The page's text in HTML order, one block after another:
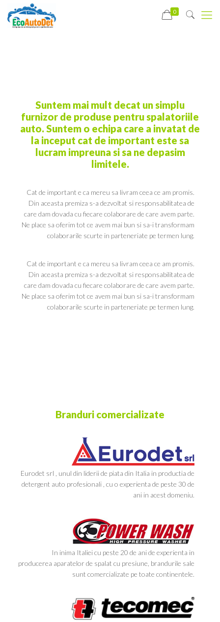
0
Suntem mai mult decat un simplu
furnizor de produse pentru spalatoriile
auto. Suntem o echipa care a invatat de
la inceput cat de important este sa
lucram impreuna si sa ne depasim
limitele.
Cat de important e ca mereu sa livram ceea ce am promis.
Din aceasta premiza s-a dezvoltat si responsabilitatea de
care dam dovada cu fiecare colaborare de care avem parte.
Ne place sa oferim tot ce avem mai bun si sa-i transformam
colaborarile scurte in parteneriate pe termen lung.
Cat de important e ca mereu sa livram ceea ce am promis.
Din aceasta premiza s-a dezvoltat si responsabilitatea de
care dam dovada cu fiecare colaborare de care avem parte.
Ne place sa oferim tot ce avem mai bun si sa-i transformam
colaborarile scurte in parteneriate pe termen lung.
Branduri comercializate
Eurodet srl , unul din liderii de piata din Italia in productia de
detergent auto profesionali , cu o experienta de peste 30 de
ani in acest domeniu.
In inima Italiei cu peste 20 de ani de experienta in
producerea aparatelor de spalat cu presiune, brandurile sale
sunt comercializate pe toate continentele.